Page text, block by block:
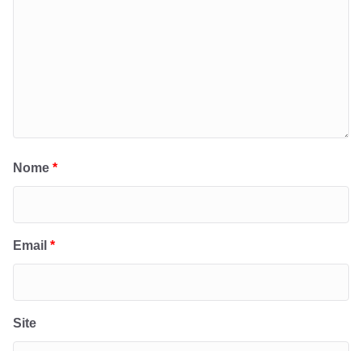
Nome *
Email *
Site